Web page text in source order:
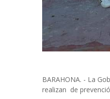
BARAHONA. - La
realizan de